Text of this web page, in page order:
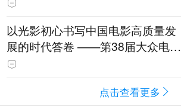
以光影初心书写中国电影高质量发
展的时代答卷 ——第38届大众电影
百花奖系列活动开幕晚会综述
点击查看更多